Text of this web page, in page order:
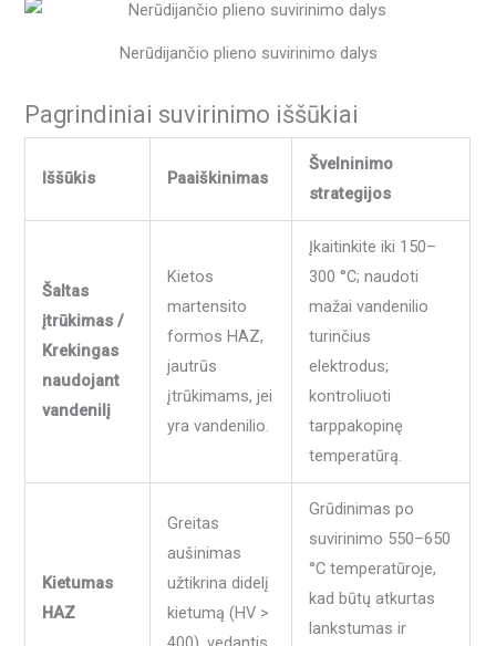
Nerūdijančio plieno suvirinimo dalys
Pagrindiniai suvirinimo iššūkiai
Iššūkis Paaiškinimas
Švelninimo
strategijos
Šaltas
įtrūkimas /
Krekingas
naudojant
vandenilį
Kietos
martensito
formos HAZ,
jautrūs
įtrūkimams, jei
yra vandenilio.
Įkaitinkite iki 150–
300 °C; naudoti
mažai vandenilio
turinčius
elektrodus;
kontroliuoti
tarppakopinę
temperatūrą.
Kietumas
HAZ
Greitas
aušinimas
užtikrina didelį
kietumą (HV >
Grūdinimas po
suvirinimo 550–650
°C temperatūroje,
kad būtų atkurtas
lankstumas ir